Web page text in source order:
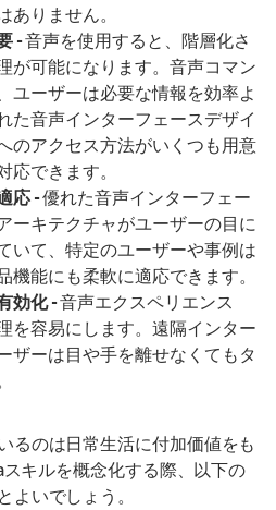
ありません。
-音声を使用すると、階層化さ
が可能になります。音声コマン
ユーザーは必要な情報を効率よ
た音声インターフェースデザイ
のアクセス方法がいくつも用意
応できます。
応 -優れた音声インターフェー
ーキテクチャがユーザーの目に
いて、特定のユーザーや事例は
機能にも柔軟に適応できます。
効化 -音声エクスペリエンス
を容易にします。遠隔インター
ザーは目や手を離せなくてもタ
るのは日常生活に付加価値をも
キルを概念化する際、以下の
よいでしょう。